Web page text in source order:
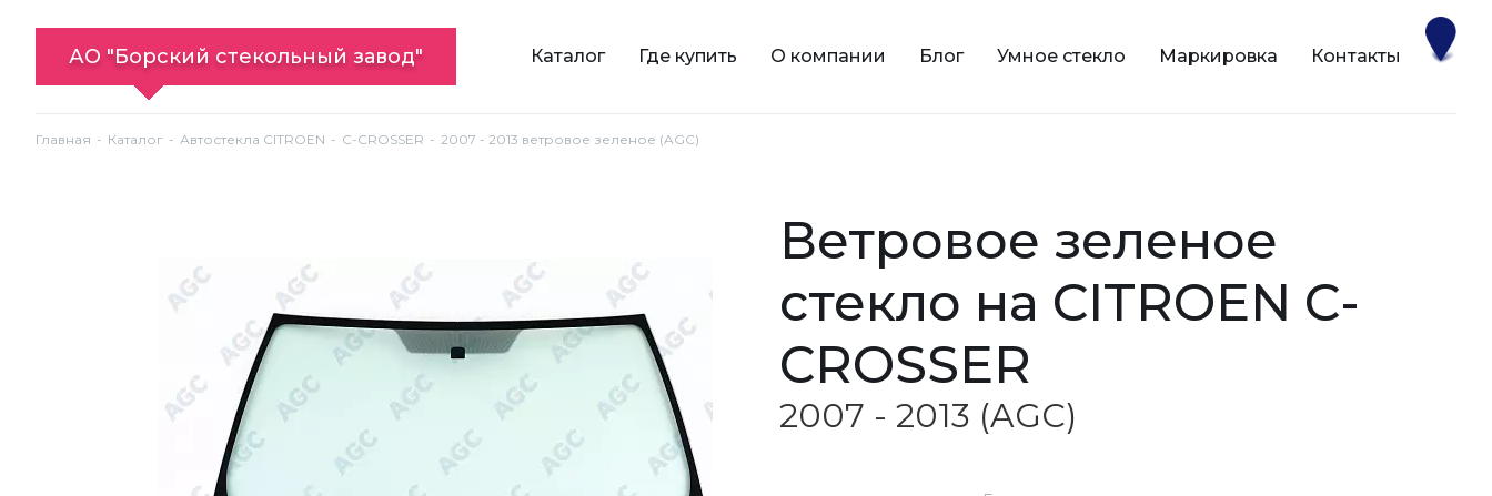
АО "Борский стекольный завод" Каталог Где купить О компании Блог Умное стекло Маркировка Контакты
Главная Каталог Автостекла CITROEN C-CROSSER 2007 - 2013 ветровое зеленое (AGC)
ветровое зеленое
стекло на CITROEN C-
CROSSER
2007 - 2013 (AGC)